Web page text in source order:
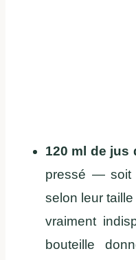
120 ml de jus
pressé — soit
selon leur
vraiment
bouteille